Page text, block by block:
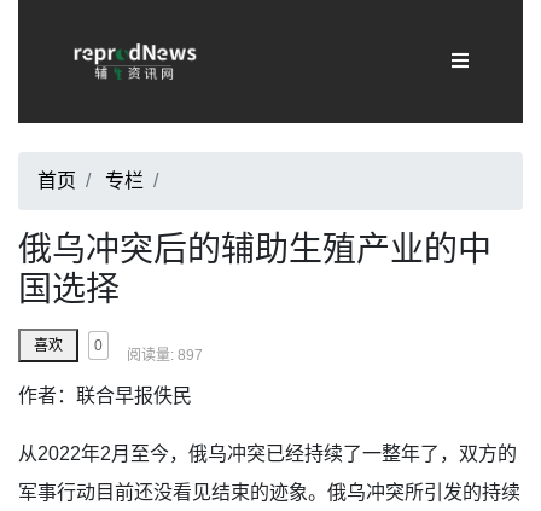
首页 专栏 /
俄乌冲突后的辅助生殖产业的中
国选择
喜欢 0
阅读量: 897
作者：联合早报佚民
从2022年2月至今，俄乌冲突已经持续了一整年了，双方的
军事行动目前还没看见结束的迹象。俄乌冲突所引发的持续